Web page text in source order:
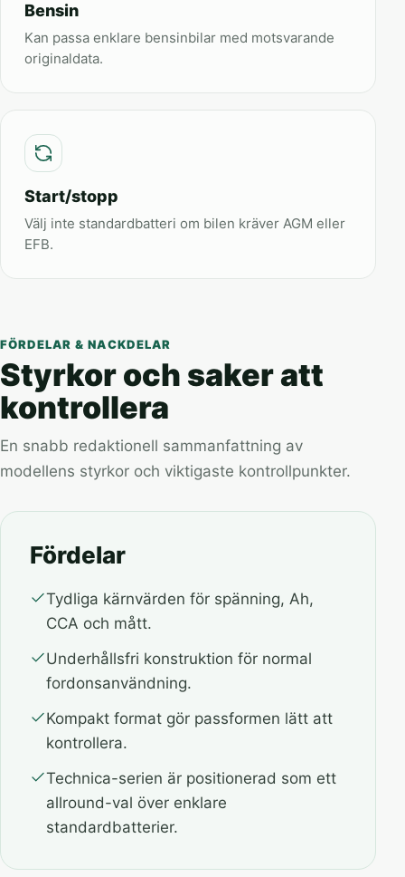
Bensin
Kan passa enklare bensinbilar med motsvarande
originaldata.
Start/stopp
Välj inte standardbatteri om bilen kräver AGM eller
EFB.
FÖRDELAR & NACKDELAR
Styrkor och saker att
kontrollera
En snabb redaktionell sammanfattning av
modellens styrkor och viktigaste kontrollpunkter.
Fördelar
Tydliga kärnvärden för spänning, Ah,
CCA och mått.
Underhållsfri konstruktion för normal
fordonsanvändning.
Kompakt format gör passformen lätt att
kontrollera.
Technica-serien är positionerad som ett
allround-val över enklare
standardbatterier.